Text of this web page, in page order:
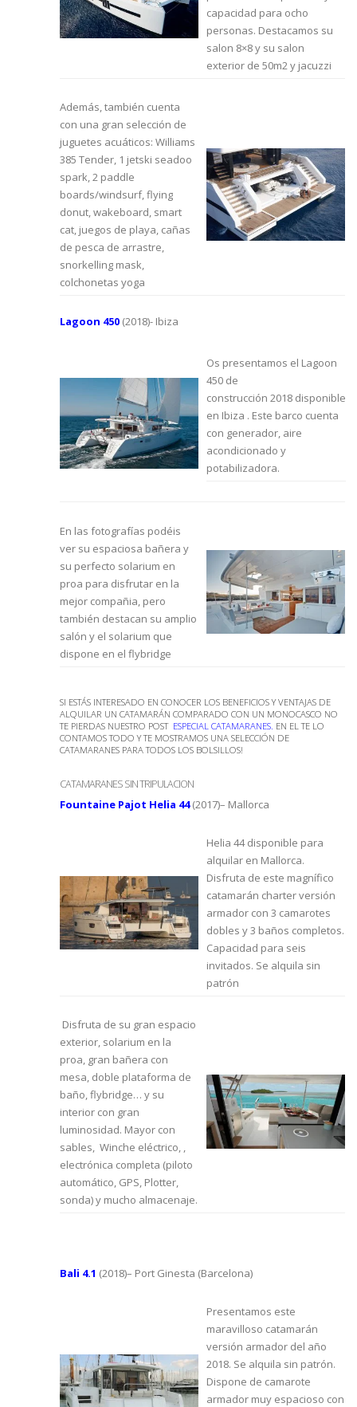
capacidad para ocho
personas. Destacamos su
salon 8×8 y su salon
exterior de 50m2 y jacuzzi
Además, también cuenta
con una gran selección de
juguetes acuáticos: Williams
385 Tender, 1 jetski seadoo
spark, 2 paddle
boards/windsurf, flying
donut, wakeboard, smart
cat, juegos de playa, cañas
de pesca de arrastre,
snorkelling mask,
colchonetas yoga
Lagoon 450 (2018)- Ibiza
Os presentamos el Lagoon
450 de
construcción 2018 disponible
en Ibiza . Este barco cuenta
con generador, aire
acondicionado y
potabilizadora.
En las fotografías podéis
ver su espaciosa bañera y
su perfecto solarium en
proa para disfrutar en la
mejor compañia, pero
también destacan su amplio
salón y el solarium que
dispone en el flybridge
SI ESTÁS INTERESADO EN CONOCER LOS BENEFICIOS Y VENTAJAS DE
ALQUILAR UN CATAMARÁN COMPARADO CON UN MONOCASCO NO
TE PIERDAS NUESTRO POST ESPECIAL CATAMARANES. EN EL TE LO
CONTAMOS TODO Y TE MOSTRAMOS UNA SELECCIÓN DE
CATAMARANES PARA TODOS LOS BOLSILLOS!
CATAMARANES SIN TRIPULACION
Fountaine Pajot Helia 44(2017)– Mallorca
Helia 44 disponible para
alquilar en Mallorca.
Disfruta de este magnífico
catamarán charter versión
armador con 3 camarotes
dobles y 3 baños completos.
Capacidad para seis
invitados. Se alquila sin
patrón
Disfruta de su gran espacio
exterior, solarium en la
proa, gran bañera con
mesa, doble plataforma de
baño, flybridge… y su
interior con gran
luminosidad. Mayor con
sables, Winche eléctrico, ,
electrónica completa (piloto
automático, GPS, Plotter,
sonda) y mucho almacenaje.
Bali 4.1 (2018)– Port Ginesta (Barcelona)
Presentamos este
maravilloso catamarán
versión armador del año
2018. Se alquila sin patrón.
Dispone de camarote
armador muy espacioso con